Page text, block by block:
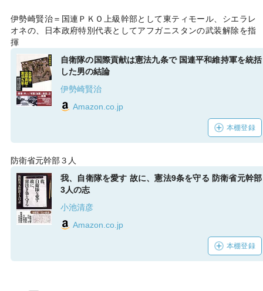
伊勢崎賢治＝国連ＰＫＯ上級幹部として東ティモール、シエラレ
オネの、日本政府特別代表としてアフガニスタンの武装解除を指
揮
自衛隊の国際貢献は憲法九条で 国連平和維持軍を統括
した男の結論
伊勢崎賢治
Amazon.co.jp
本棚登録
防衛省元幹部３人
我、自衛隊を愛す 故に、憲法9条を守る 防衛省元幹部
3人の志
小池清彦
Amazon.co.jp
本棚登録